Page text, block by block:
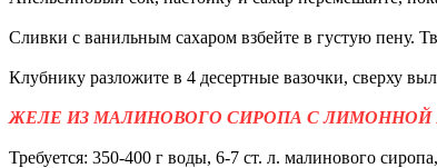
Сливки с ванильным сахаром взбейте в густую пену.
Клубнику разложите в 4 десертные вазочки, сверху
ЖЕЛЕ ИЗ МАЛИНОВОГО СИРОПА С ЛИМОННОЙ
Требуется: 350-400 г воды, 6-7 ст. л. малинового